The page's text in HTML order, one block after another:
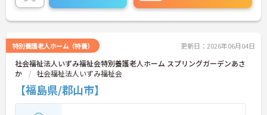
特別養護老人ホーム（特養） 更新日：2026年06月04日
社会福祉法人いずみ福祉会特別養護老人ホーム スプリングガーデンあさ
か
社会福祉法人いずみ福祉会
【福島県/郡山市】